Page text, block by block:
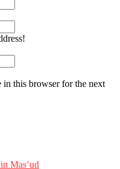
in this browser for the next